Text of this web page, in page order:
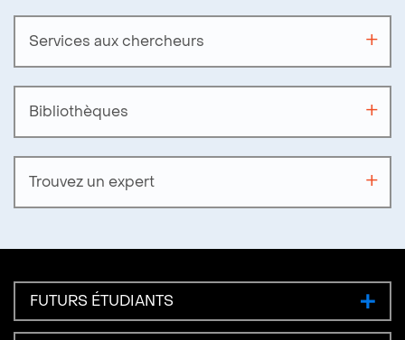
Services aux chercheurs
Bibliothèques
Trouvez un expert
FUTURS ÉTUDIANTS